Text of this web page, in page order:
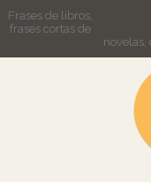
Frases de libros,
frases cortas de
novelas,